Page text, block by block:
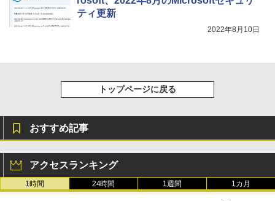
ティ更新
2022年8月10日
トップページに戻る
おすすめ記事
アクセスランキング
1時間 24時間 1週間 1カ月